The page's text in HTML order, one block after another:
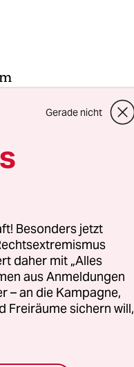
Gerade nicht
Besonders jetzt
daher mit „Alles
aus Anmeldungen
– an die Kampagne,
Freiräume sichern will,